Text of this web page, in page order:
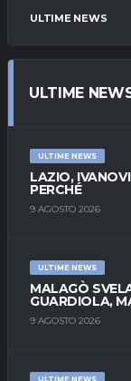
ULTIME NEWS
ULTIME
ULTIME NEWS
LAZIO,
PERCHÉ
9 AGOSTO 2026
ULTIME NEWS
MALAGÒ
GUARDIOLA,
9 AGOSTO 2026